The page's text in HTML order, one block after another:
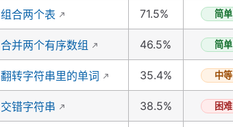
组合两个表 71.5% 简单
合并两个有序数组 46.5% 简单
翻转字符串里的单词 35.4% 中等
交错字符串 38.5% 困难